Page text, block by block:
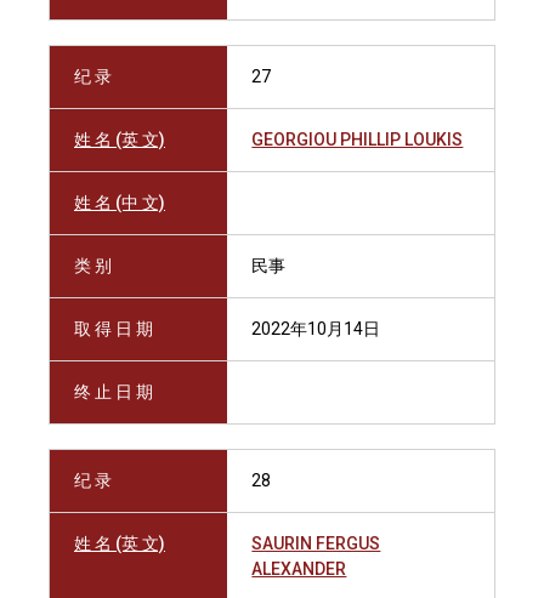
纪 录 27
姓 名 (英 文) GEORGIOU PHILLIP LOUKIS
姓 名 (中 文)
类 别 民事
取 得 日 期 2022年10月14日
终 止 日 期
纪 录 28
姓 名 (英 文)
SAURIN FERGUS
ALEXANDER